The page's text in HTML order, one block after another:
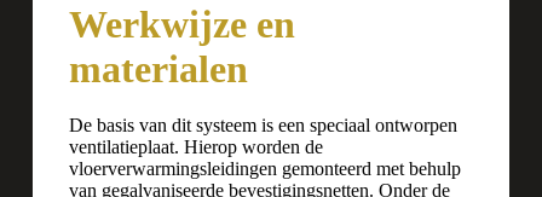
Werkwijze en
materialen
De basis van dit systeem is een speciaal ontworpen
ventilatieplaat. Hierop worden de
vloerverwarmingsleidingen gemonteerd met behulp
van gegalvaniseerde bevestigingsnetten. Onder de